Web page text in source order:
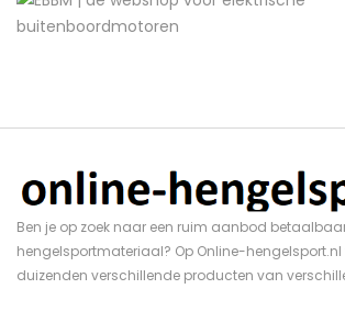
Ben je op zoek naar een ruim aanbod
hengelsportmateriaal? Op Online-hengelsport.nl
duizenden verschillende producten van